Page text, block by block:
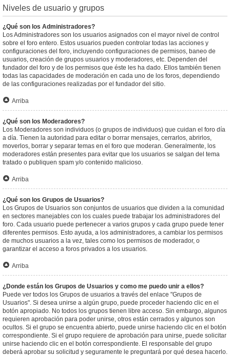
Niveles de usuario y grupos
¿Qué son los Administradores?
Los Administradores son los usuarios asignados con el mayor nivel de control
sobre el foro entero. Estos usuarios pueden controlar todas las acciones y
configuraciones del foro, incluyendo configuraciones de permisos, baneo de
usuarios, creación de grupos usuarios y moderadores, etc. Dependen del
fundador del foro y de los permisos que éste les ha dado. Ellos también tienen
todas las capacidades de moderación en cada uno de los foros, dependiendo
de las configuraciones realizadas por el fundador del sitio.
Arriba
¿Qué son los Moderadores?
Los Moderadores son individuos (o grupos de individuos) que cuidan el foro día
a día. Tienen la autoridad para editar o borrar mensajes, cerrarlos, abrirlos,
moverlos, borrar y separar temas en el foro que moderan. Generalmente, los
moderadores están presentes para evitar que los usuarios se salgan del tema
tratado o publiquen spam y/o contenido malicioso.
Arriba
¿Qué son los Grupos de Usuarios?
Los Grupos de Usuarios son conjuntos de usuarios que dividen a la comunidad
en sectores manejables con los cuales puede trabajar los administradores del
foro. Cada usuario puede pertenecer a varios grupos y cada grupo puede tener
diferentes permisos. Esto ayuda, a los administradores, a cambiar los permisos
de muchos usuarios a la vez, tales como los permisos de moderador, o
garantizar el acceso a foros privados a los usuarios.
Arriba
¿Donde están los Grupos de Usuarios y como me puedo unir a ellos?
Puede ver todos los Grupos de usuarios a través del enlace "Grupos de
Usuarios". Si desea unirse a algún grupo, puede proceder haciendo clic en el
botón apropiado. No todos los grupos tienen libre acceso. Sin embargo, algunos
requieren aprobación para poder unirse, otros están cerrados y algunos son
ocultos. Si el grupo se encuentra abierto, puede unirse haciendo clic en el botón
correspondiente. Si el grupo requiere de aprobación para unirse, puede solicitar
unirse haciendo clic en el botón correspondiente. El responsable del grupo
deberá aprobar su solicitud y seguramente le preguntará por qué desea hacerlo.